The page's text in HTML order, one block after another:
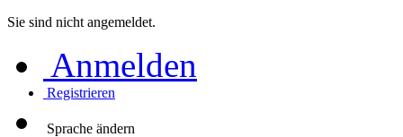
Sie sind nicht angemeldet.
Anmelden
Registrieren
Sprache ändern